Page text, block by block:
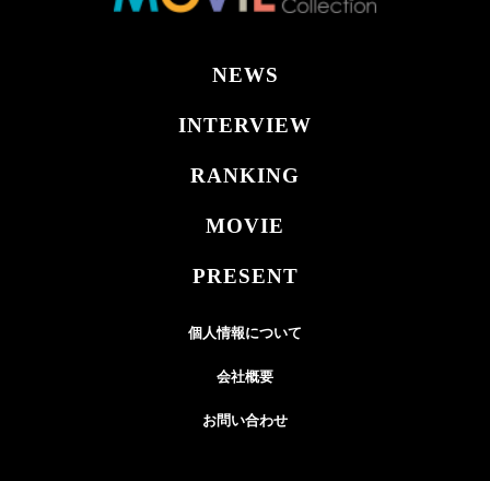
NEWS
INTERVIEW
RANKING
MOVIE
PRESENT
個人情報について
会社概要
お問い合わせ